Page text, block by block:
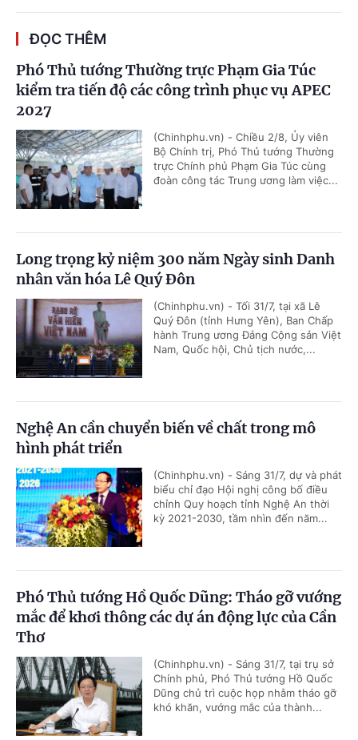
ĐỌC THÊM
Phó Thủ tướng Thường trực Phạm Gia Túc
kiểm tra tiến độ các công trình phục vụ APEC
2027
(Chinhphu.vn) - Chiều 2/8, Ủy viên
Bộ Chính trị, Phó Thủ tướng Thường
trực Chính phủ Phạm Gia Túc cùng
đoàn công tác Trung ương làm việc...
Long trọng kỷ niệm 300 năm Ngày sinh Danh
nhân văn hóa Lê Quý Đôn
(Chinhphu.vn) - Tối 31/7, tại xã Lê
Quý Đôn (tỉnh Hưng Yên), Ban Chấp
hành Trung ương Đảng Cộng sản Việt
Nam, Quốc hội, Chủ tịch nước,...
Nghệ An cần chuyển biến về chất trong mô
hình phát triển
(Chinhphu.vn) - Sáng 31/7, dự và phát
biểu chỉ đạo Hội nghị công bố điều
chỉnh Quy hoạch tỉnh Nghệ An thời
kỳ 2021-2030, tầm nhìn đến năm...
Phó Thủ tướng Hồ Quốc Dũng: Tháo gỡ vướng
mắc để khơi thông các dự án động lực của Cần
Thơ
(Chinhphu.vn) - Sáng 31/7, tại trụ sở
Chính phủ, Phó Thủ tướng Hồ Quốc
Dũng chủ trì cuộc họp nhằm tháo gỡ
khó khăn, vướng mắc của thành...